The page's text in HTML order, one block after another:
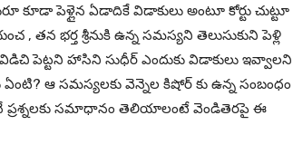
కూడా పెళ్లైన ఏడాదికే విడాకులు అంటూ కోర్టు చుట్టూ
, తన భర్త శ్రీనుకి ఉన్న సమస్యని తెలుసుకుని పెళ్లి
పెట్టని హాసిని సుధీర్ ఎందుకు విడాకులు ఇవ్వాలని
ఆ సమస్యలకు వెన్నెల కిషోర్ కు ఉన్న సంబంధం
సమాధానం తెలియాలంటే వెండితెరపై ఈ